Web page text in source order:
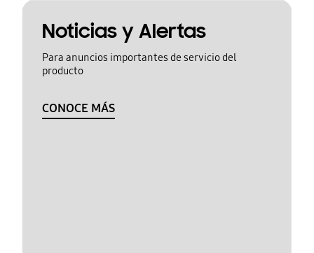
Noticias y Alertas
Para anuncios importantes de servicio del
producto
CONOCE MÁS